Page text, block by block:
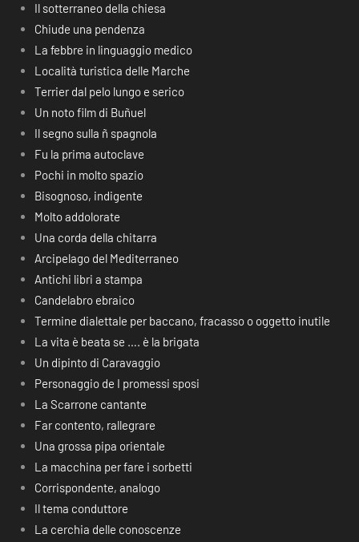
Il sotterraneo della chiesa
Chiude una pendenza
La febbre in linguaggio medico
Località turistica delle Marche
Terrier dal pelo lungo e serico
Un noto film di Buñuel
Il segno sulla ñ spagnola
Fu la prima autoclave
Pochi in molto spazio
Bisognoso, indigente
Molto addolorate
Una corda della chitarra
Arcipelago del Mediterraneo
Antichi libri a stampa
Candelabro ebraico
Termine dialettale per baccano, fracasso o oggetto inutile
La vita è beata se …. è la brigata
Un dipinto di Caravaggio
Personaggio de I promessi sposi
La Scarrone cantante
Far contento, rallegrare
Una grossa pipa orientale
La macchina per fare i sorbetti
Corrispondente, analogo
Il tema conduttore
La cerchia delle conoscenze